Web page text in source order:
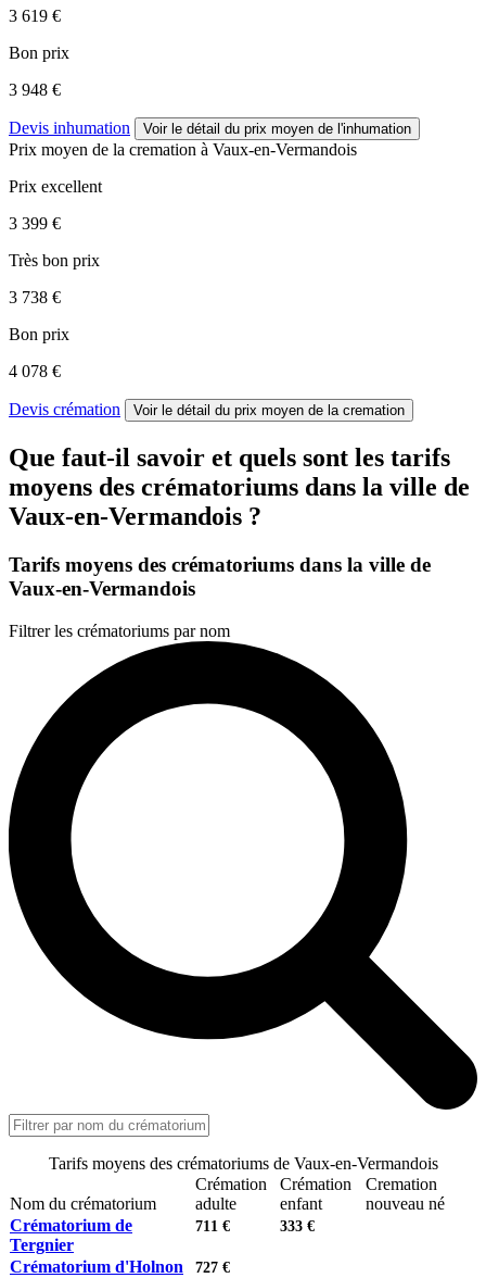
3 619 €
Bon prix
3 948 €
Devis inhumation Voir le détail du prix moyen de l'inhumation
Prix moyen de la cremation à Vaux-en-Vermandois
Prix excellent
3 399 €
Très bon prix
3 738 €
Bon prix
4 078 €
Devis crémation Voir le détail du prix moyen de la cremation
Que faut-il savoir et quels sont les tarifs
moyens des crématoriums dans la ville de
Vaux-en-Vermandois ?
Tarifs moyens des crématoriums dans la ville de
Vaux-en-Vermandois
Filtrer les crématoriums par nom
Tarifs moyens des crématoriums de Vaux-en-Vermandois
Nom du crématorium
Crémation
adulte
Crémation
enfant
Cremation
nouveau né
Crématorium de
Tergnier
711 € 333 €
Crématorium d'Holnon 727 €